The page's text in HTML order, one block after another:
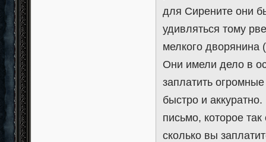
для Сирените они
удивляться тому
мелкого дворянина
Они имели дело в
заплатить
быстро и
письмо, которое
сколько вы